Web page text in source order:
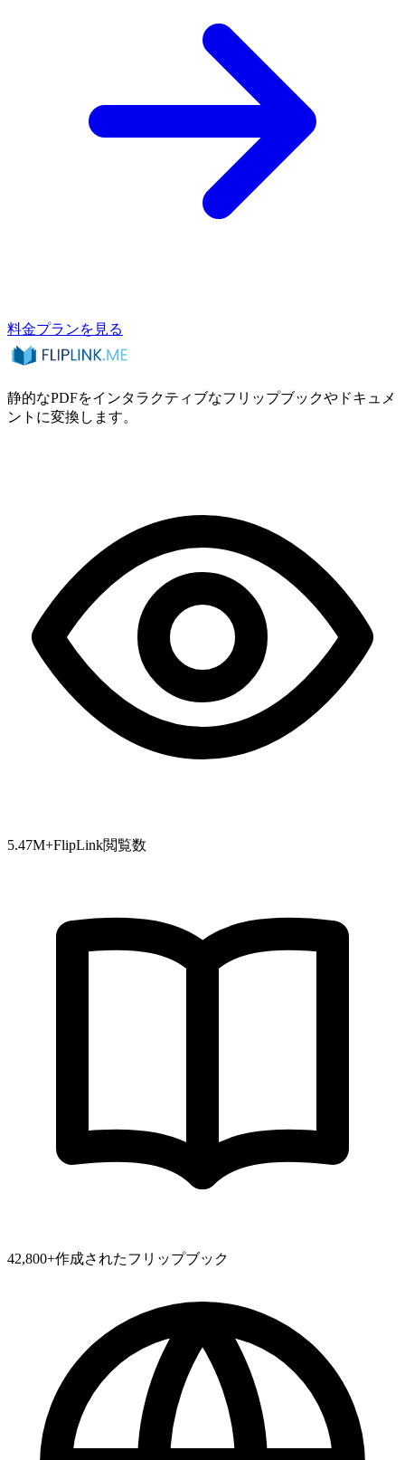
料金プランを見る
静的なPDFをインタラクティブなフリップブックやドキュメ
ントに変換します。
5.47M+FlipLink閲覧数
42,800+作成されたフリップブック